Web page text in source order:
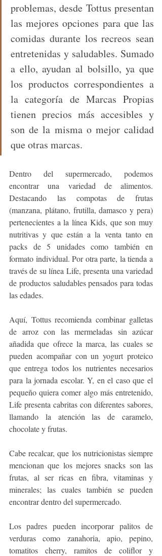
problemas, desde Tottus presentan
las mejores opciones para que las
comidas durante los recreos sean
entretenidas y saludables. Sumado
a ello, ayudan al bolsillo, ya que
los productos correspondientes a
la categoría de Marcas Propias
tienen precios más accesibles y
son de la misma o mejor calidad
que otras marcas.
Dentro del supermercado, podemos
encontrar una variedad de alimentos.
Destacando las compotas de frutas
(manzana, plátano, frutilla, damasco y pera)
pertenecientes a la línea Kids, que son muy
nutritivas y que están a la venta tanto en
packs de 5 unidades como también en
formato individual. Por otra parte, la tienda a
través de su línea Life, presenta una variedad
de productos saludables pensados para todas
las edades.
Aquí, Tottus recomienda combinar galletas
de arroz con las mermeladas sin azúcar
añadida que ofrece la marca, las cuales se
pueden acompañar con un yogurt proteico
que entrega todos los nutrientes necesarios
para la jornada escolar. Y, en el caso que el
pequeño quiera comer algo más entretenido,
Life presenta cabritas con diferentes sabores,
llamando la atención las de caramelo,
chocolate y frutas.
Cabe recalcar, que los nutricionistas siempre
mencionan que los mejores snacks son las
frutas, al ser ricas en fibra, vitaminas y
minerales; las cuales también se pueden
encontrar dentro del supermercado.
Los padres pueden incorporar palitos de
verduras como zanahoria, apio, pepino,
tomatitos cherry, ramitos de coliflor y